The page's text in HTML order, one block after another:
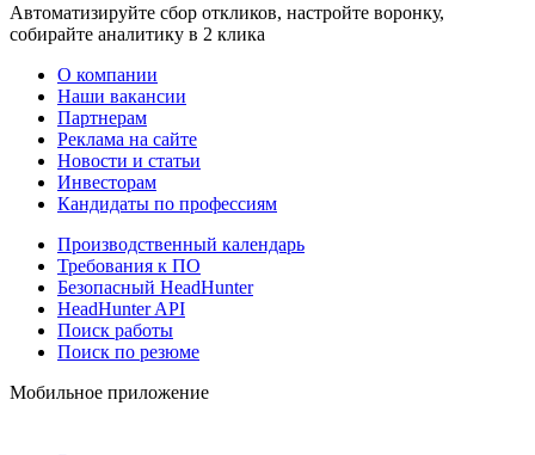
Автоматизируйте сбор откликов, настройте воронку,
собирайте аналитику в 2 клика
О компании
Наши вакансии
Партнерам
Реклама на сайте
Новости и статьи
Инвесторам
Кандидаты по профессиям
Производственный календарь
Требования к ПО
Безопасный HeadHunter
HeadHunter API
Поиск работы
Поиск по резюме
Мобильное приложение